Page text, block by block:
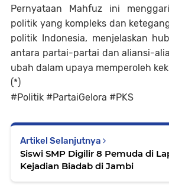
Pernyataan Mahfuz ini
politik yang kompleks dan
politik Indonesia, menjelaskan
antara partai-partai dan aliansi-
ubah dalam upaya memperoleh
(*)
#Politik #PartaiGelora #PKS
Artikel Selanjutnya
Siswi SMP Digilir 8 Pemuda di
Kejadian Biadab di Jambi